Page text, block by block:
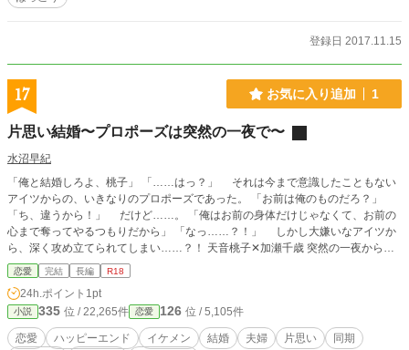
登録日 2017.11.15
17 お気に入り追加 1
片思い結婚〜プロポーズは突然の一夜で〜
水沼早紀
「俺と結婚しろよ、桃子」 「……はっ？」 それは今まで意識したこともない
アイツからの、いきなりのプロポーズであった。 「お前は俺のものだろ？」
「ち、違うから！」 だけど……。 「俺はお前の身体だけじゃなくて、お前の
心まで奪ってやるつもりだから」 「なっ……？！」 しかし大嫌いなアイツか
ら、深く攻め立てられてしまい……？！ 天音桃子✕加瀬千歳 突然の一夜から始
まるドキドキする甘い恋、ここにかります。
恋愛 完結 長編 R18
24h.ポイント 1pt
小説 335 位 / 22,265件 恋愛 126 位 / 5,105件
恋愛 ハッピーエンド イケメン 結婚 夫婦 片思い
同期